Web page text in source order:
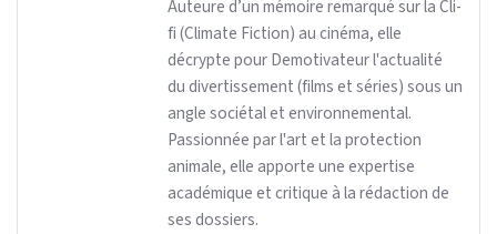
Auteure d’un mémoire remarqué sur la Cli-
fi (Climate Fiction) au cinéma, elle
décrypte pour Demotivateur l'actualité
du divertissement (films et séries) sous un
angle sociétal et environnemental.
Passionnée par l'art et la protection
animale, elle apporte une expertise
académique et critique à la rédaction de
ses dossiers.